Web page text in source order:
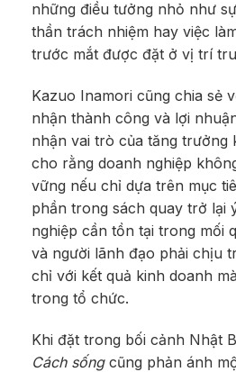
những điều tưởng nhỏ như
thần trách nhiệm hay việc
trước mắt được đặt ở vị trí
Kazuo Inamori cũng chia sẻ
nhận thành công và lợi
nhận vai trò của tăng trưởng
cho rằng doanh nghiệp
vững nếu chỉ dựa trên mục
phần trong sách quay trở lại
nghiệp cần tồn tại trong mối
và người lãnh đạo phải chịu
chỉ với kết quả kinh doanh
trong tổ chức.
Khi đặt trong bối cảnh Nhật
Cách sốngcũng phản ánh